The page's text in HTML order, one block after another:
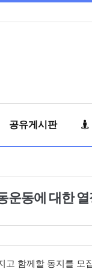
공유게시판
동에 대한
고 함께할 동지를 모